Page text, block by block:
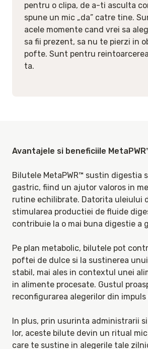
pentru o clipa, de a-ti asculta
spune un mic „da” catre tine.
acele momente cand vrei sa
sa fii prezent, sa nu te pierzi in
pofte. Sunt pentru
ta.
Avantajele si beneficiile
Bilutele MetaPWR™ sustin digestia
gastric, fiind un ajutor valoros in
rutine echilibrate. Datorita uleiului
stimularea productiei de fluide
contribuie la o mai buna digestie a
Pe plan metabolic, bilutele pot
poftei de dulce si la sustinerea
stabil, mai ales in contextul unei
in alimente procesate. Gustul
reconfigurarea alegerilor din
In plus, prin usurinta administrarii
lor, aceste bilute devin un ritual
care te sustine in alegerile tale